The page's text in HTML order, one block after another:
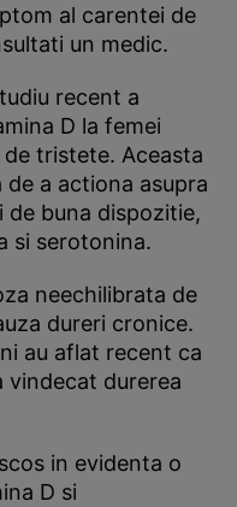
al carentei de
un medic.
recent a
D la femei
tristete. Aceasta
a actiona asupra
buna dispozitie,
si serotonina.
neechilibrata de
dureri cronice.
au aflat recent ca
vindecat durerea
in evidenta o
D si